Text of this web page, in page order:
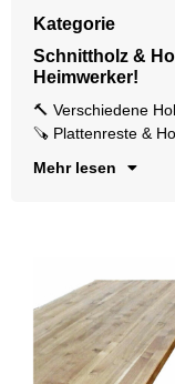
Kategorie
Schnittholz &
Heimwerker!
🔨 Verschiedene
🪚 Plattenreste &
Mehr lesen